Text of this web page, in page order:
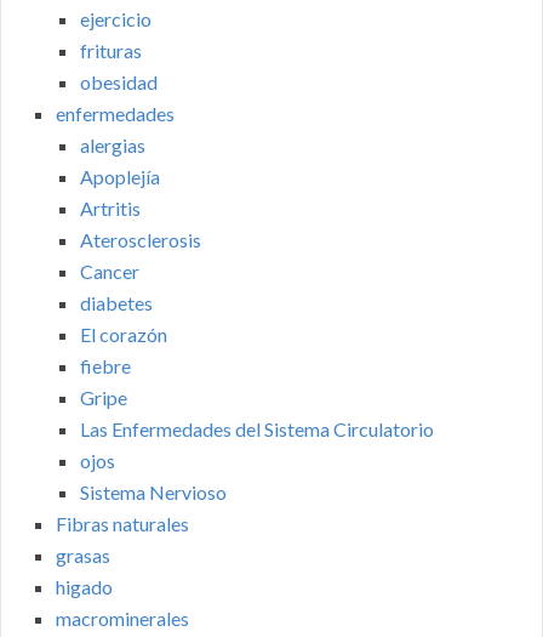
ejercicio
frituras
obesidad
enfermedades
alergias
Apoplejía
Artritis
Aterosclerosis
Cancer
diabetes
El corazón
fiebre
Gripe
Las Enfermedades del Sistema Circulatorio
ojos
Sistema Nervioso
Fibras naturales
grasas
higado
macrominerales